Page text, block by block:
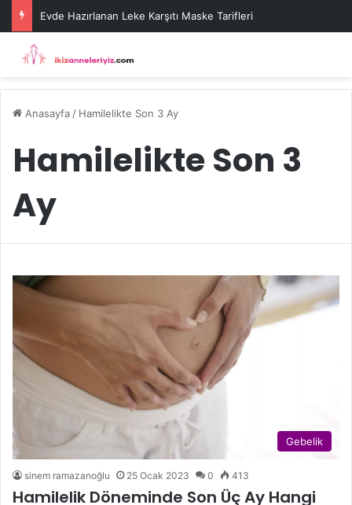
Evde Hazırlanan Leke Karşıtı Maske Tarifleri
Anasayfa / Hamilelikte Son 3 Ay
Hamilelikte Son 3
Ay
Gebelik
sinem ramazanoğlu 25 Ocak 2023 0 413
Hamilelik Döneminde Son Üç Ay Hangi